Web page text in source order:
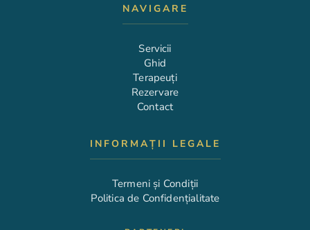
NAVIGARE
Servicii
Ghid
Terapeuți
Rezervare
Contact
INFORMAȚII LEGALE
Termeni și Condiții
Politica de Confidențialitate